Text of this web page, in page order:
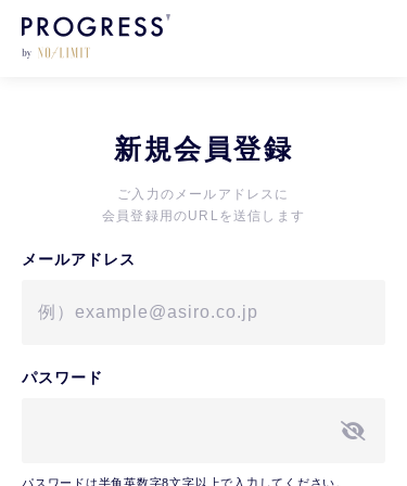
新規会員登録
ご入力のメールアドレスに
会員登録用のURLを送信します
メールアドレス
パスワード
パスワードは半角英数字8文字以上で入力してください。